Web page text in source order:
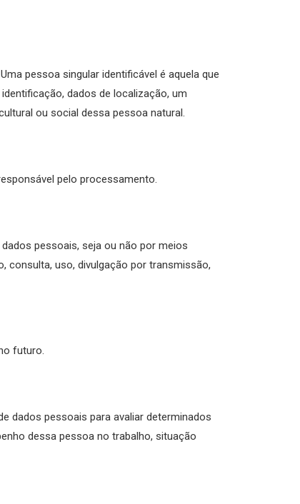
pessoa singular identificável é aquela que
dados de localização, um
ou social dessa pessoa natural.
pelo processamento.
pessoais, seja ou não por meios
consulta, uso, divulgação por transmissão,
futuro.
dados pessoais para avaliar determinados
dessa pessoa no trabalho, situação